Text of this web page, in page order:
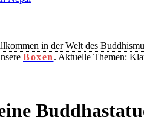
in der Welt des
Boxen . Aktuelle Themen: